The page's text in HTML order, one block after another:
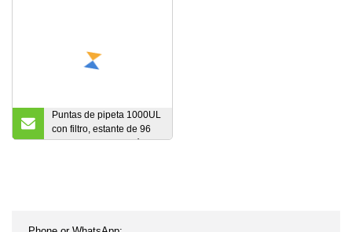
Puntas de pipeta 1000UL
con filtro, estante de 96
pocillos de baja unión de